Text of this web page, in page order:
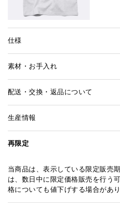
仕様
素材・お手入れ
配送・交換・返品について
生産情報
再限定
当商品は、表示している限定販売
は、数日中に限定価格販売を行う
格についても値下げする場合があ